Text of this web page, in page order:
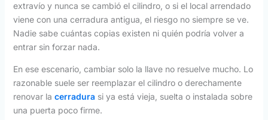
extravío y nunca se cambió el cilindro, o si el local arrendado
viene con una cerradura antigua, el riesgo no siempre se ve.
Nadie sabe cuántas copias existen ni quién podría volver a
entrar sin forzar nada.
En ese escenario, cambiar solo la llave no resuelve mucho. Lo
razonable suele ser reemplazar el cilindro o derechamente
renovar la cerradurasi ya está vieja, suelta o instalada sobre
una puerta poco firme.